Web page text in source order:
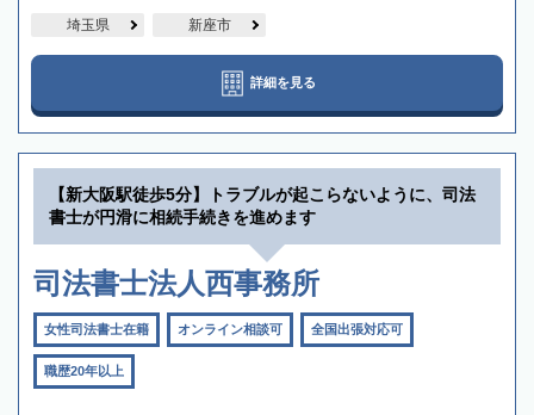
埼玉県 新座市
詳細を見る
【新大阪駅徒歩5分】トラブルが起こらないように、司法
書士が円滑に相続手続きを進めます
司法書士法人西事務所
女性司法書士在籍 オンライン相談可 全国出張対応可
職歴20年以上